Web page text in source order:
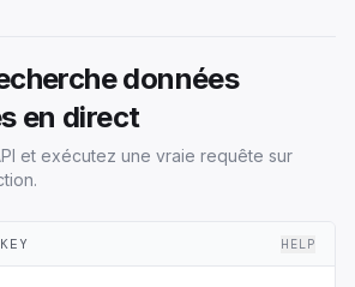
données
en direct
et exécutez une vraie requête sur
HELP